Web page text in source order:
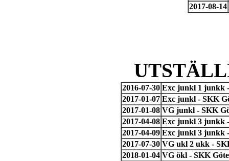
2017-08-14
2016-07-30 Exc junkl 1 junkk
2017-01-07 Exc junkl - SKK
2017-01-08 VG junkl - SKK
2017-04-08 Exc junkl 3 junkk
2017-04-09 Exc junkl 3 junkk
2017-07-30 VG ukl 2 ukk -
2018-01-04 VG ökl - SKK